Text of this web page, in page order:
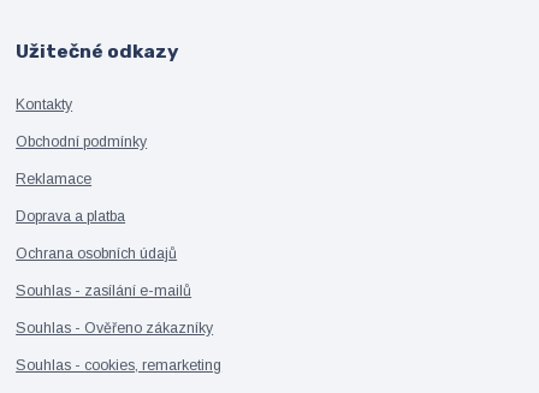
Užitečné odkazy
Kontakty
Obchodní podmínky
Reklamace
Doprava a platba
Ochrana osobních údajů
Souhlas - zasílání e-mailů
Souhlas - Ověřeno zákazníky
Souhlas - cookies, remarketing